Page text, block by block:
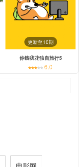
更新至10期
你钱我花独自旅行5
6.0